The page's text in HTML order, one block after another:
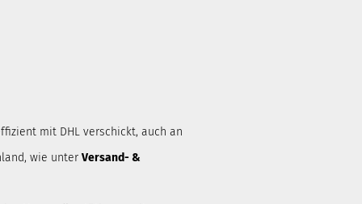
mit DHL verschickt, auch an
wie unter Versand- &